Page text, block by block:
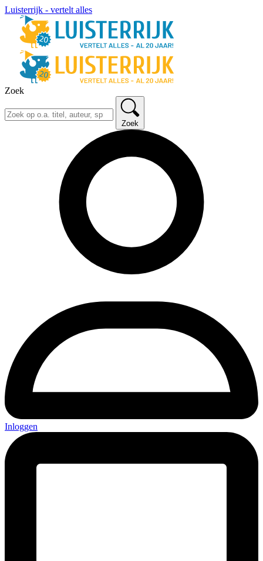
Luisterrijk - vertelt alles
Zoek
Zoek
Inloggen